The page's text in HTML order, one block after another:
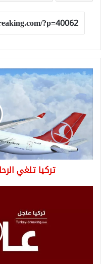
تركيا
تلغي
الرحلات
الجوية
إلى
نيويورك
تركيا تلغي